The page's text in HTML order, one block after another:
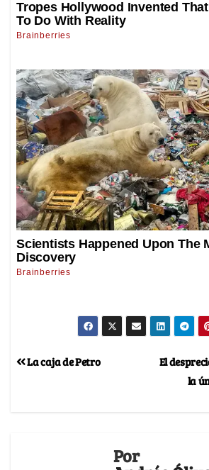
El
la
La caja de Petro
Por